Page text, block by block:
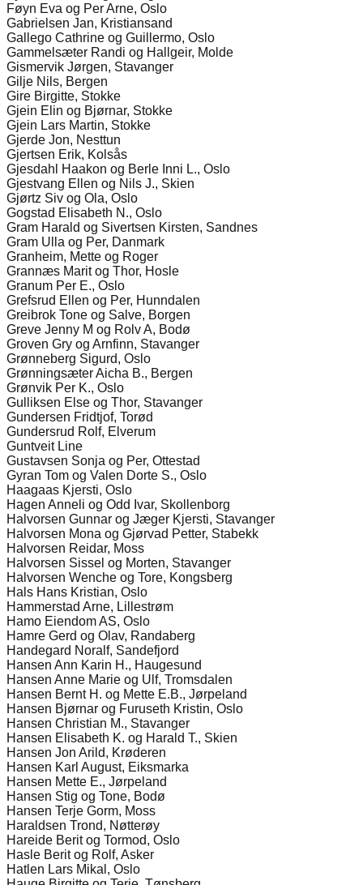
Føyn Eva og Per Arne, Oslo
Gabrielsen Jan, Kristiansand
Gallego Cathrine og Guillermo, Oslo
Gammelsæter Randi og Hallgeir, Molde
Gismervik Jørgen, Stavanger
Gilje Nils, Bergen
Gire Birgitte, Stokke
Gjein Elin og Bjørnar, Stokke
Gjein Lars Martin, Stokke
Gjerde Jon, Nesttun
Gjertsen Erik, Kolsås
Gjesdahl Haakon og Berle Inni L., Oslo
Gjestvang Ellen og Nils J., Skien
Gjørtz Siv og Ola, Oslo
Gogstad Elisabeth N., Oslo
Gram Harald og Sivertsen Kirsten, Sandnes
Gram Ulla og Per, Danmark
Granheim, Mette og Roger
Grannæs Marit og Thor, Hosle
Granum Per E., Oslo
Grefsrud Ellen og Per, Hunndalen
Greibrok Tone og Salve, Borgen
Greve Jenny M og Rolv A, Bodø
Groven Gry og Arnfinn, Stavanger
Grønneberg Sigurd, Oslo
Grønningsæter Aicha B., Bergen
Grønvik Per K., Oslo
Gulliksen Else og Thor, Stavanger
Gundersen Fridtjof, Torød
Gundersrud Rolf, Elverum
Guntveit Line
Gustavsen Sonja og Per, Ottestad
Gyran Tom og Valen Dorte S., Oslo
Haagaas Kjersti, Oslo
Hagen Anneli og Odd Ivar, Skollenborg
Halvorsen Gunnar og Jæger Kjersti, Stavanger
Halvorsen Mona og Gjørvad Petter, Stabekk
Halvorsen Reidar, Moss
Halvorsen Sissel og Morten, Stavanger
Halvorsen Wenche og Tore, Kongsberg
Hals Hans Kristian, Oslo
Hammerstad Arne, Lillestrøm
Hamo Eiendom AS, Oslo
Hamre Gerd og Olav, Randaberg
Handegard Noralf, Sandefjord
Hansen Ann Karin H., Haugesund
Hansen Anne Marie og Ulf, Tromsdalen
Hansen Bernt H. og Mette E.B., Jørpeland
Hansen Bjørnar og Furuseth Kristin, Oslo
Hansen Christian M., Stavanger
Hansen Elisabeth K. og Harald T., Skien
Hansen Jon Arild, Krøderen
Hansen Karl August, Eiksmarka
Hansen Mette E., Jørpeland
Hansen Stig og Tone, Bodø
Hansen Terje Gorm, Moss
Haraldsen Trond, Nøtterøy
Hareide Berit og Tormod, Oslo
Hasle Berit og Rolf, Asker
Hatlen Lars Mikal, Oslo